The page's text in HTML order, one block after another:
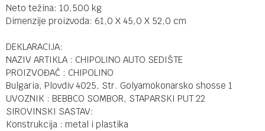
Neto težina: 10,500 kg
Dimenzije proizvoda: 61,0 X 45,0 X 52,0 cm
DEKLARACIJA:
NAZIV ARTIKLA : CHIPOLINO AUTO SEDIŠTE
PROIZVOĐAČ : CHIPOLINO
Bulgaria, Plovdiv 4025, Str. Golyamokonarsko shosse 1
UVOZNIK : BEBBCO SOMBOR, STAPARSKI PUT 22
SIROVINSKI SASTAV:
Konstrukcija : metal i plastika